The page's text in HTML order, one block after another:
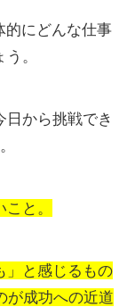
的にどんな仕事
。
日から挑戦でき
と。
」と感じるもの
が成功への近道